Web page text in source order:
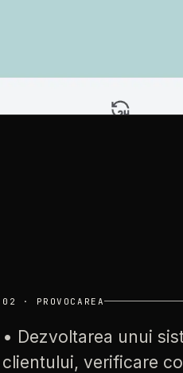
02 · PROVOCAREA
• Dezvoltarea unui
clientului, verificare